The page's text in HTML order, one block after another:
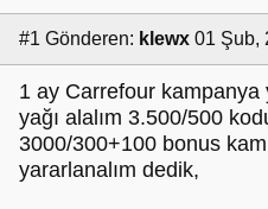
#1 Gönderen: klewx 01 Şub,
1 ay Carrefour kampanya
yağı alalım 3.500/500
3000/300+100 bonus
yararlanalım dedik,